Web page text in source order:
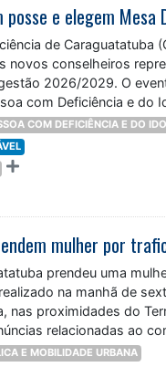
de Caraguatatuba
novos conselheiros
2026/2029. O
com Deficiência e do
COM DEFICIÊNCIA E DO
prendeu uma
na manhã de
nas proximidades do
relacionadas ao
E MOBILIDADE URBANA